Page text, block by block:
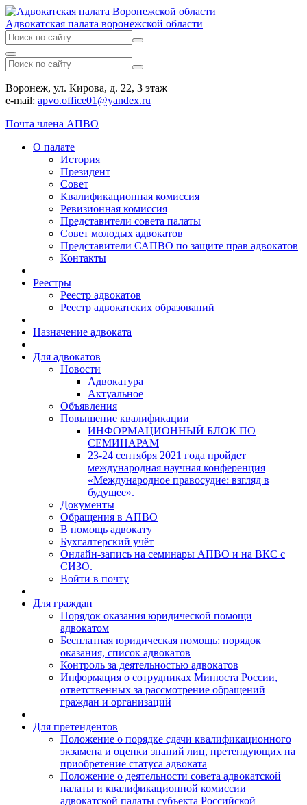
Адвокатская палата воронежской области
Воронеж, ул. Кирова, д. 22, 3 этаж
e-mail: apvo.office01@yandex.ru
Почта члена АПВО
О палате
История
Президент
Совет
Квалификационная комиссия
Ревизионная комиссия
Представители совета палаты
Совет молодых адвокатов
Представители САПВО по защите прав адвокатов
Контакты
Реестры
Реестр адвокатов
Реестр адвокатских образований
Назначение адвоката
Для адвокатов
Новости
Адвокатура
Актуальное
Объявления
Повышение квалификации
ИНФОРМАЦИОННЫЙ БЛОК ПО
СЕМИНАРАМ
23-24 сентября 2021 года пройдет
международная научная конференция
«Международное правосудие: взгляд в
будущее».
Документы
Обращения в АПВО
В помощь адвокату
Бухгалтерский учёт
Онлайн-запись на семинары АПВО и на ВКС с
СИЗО.
Войти в почту
Для граждан
Порядок оказания юридической помощи
адвокатом
Бесплатная юридическая помощь: порядок
оказания, список адвокатов
Контроль за деятельностью адвокатов
Информация о сотрудниках Минюста России,
ответственных за рассмотрение обращений
граждан и организаций
Для претендентов
Положение о порядке сдачи квалификационного
экзамена и оценки знаний лиц, претендующих на
приобретение статуса адвоката
Положение о деятельности совета адвокатской
палаты и квалификационной комиссии
адвокатской палаты субъекта Российской